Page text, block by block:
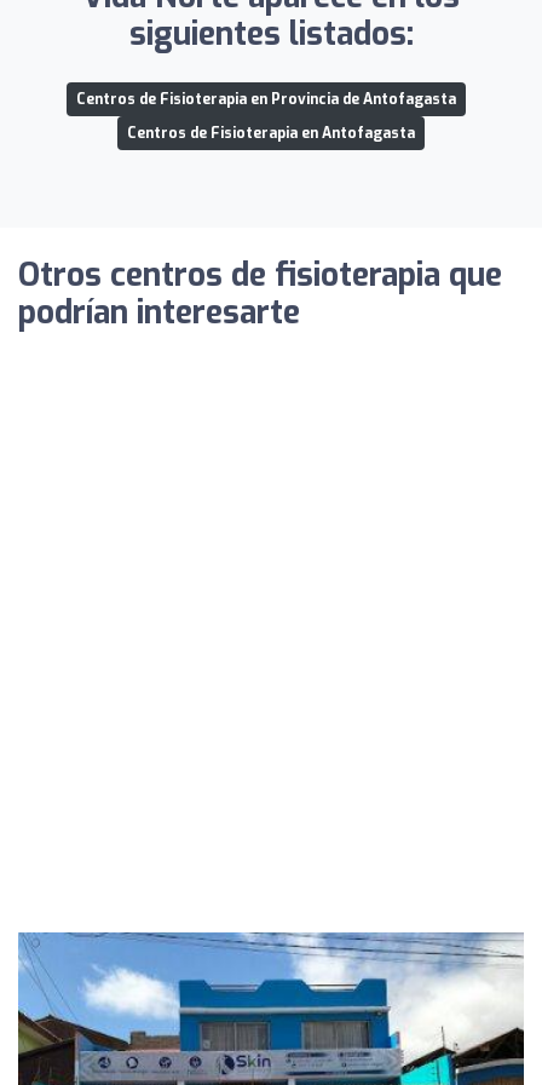
siguientes listados:
Centros de Fisioterapia en Provincia de Antofagasta
Centros de Fisioterapia en Antofagasta
Otros centros de fisioterapia que
podrían interesarte